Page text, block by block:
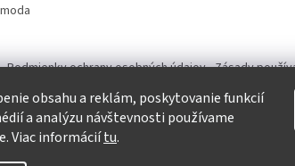
obsahu a reklám, poskytovanie funkcií
a analýzu návštevnosti používame
Viac informáciítu.
Podmienky ochrany osobných údajov Zásady
Tvorba eshopu a SEO optimalizácia